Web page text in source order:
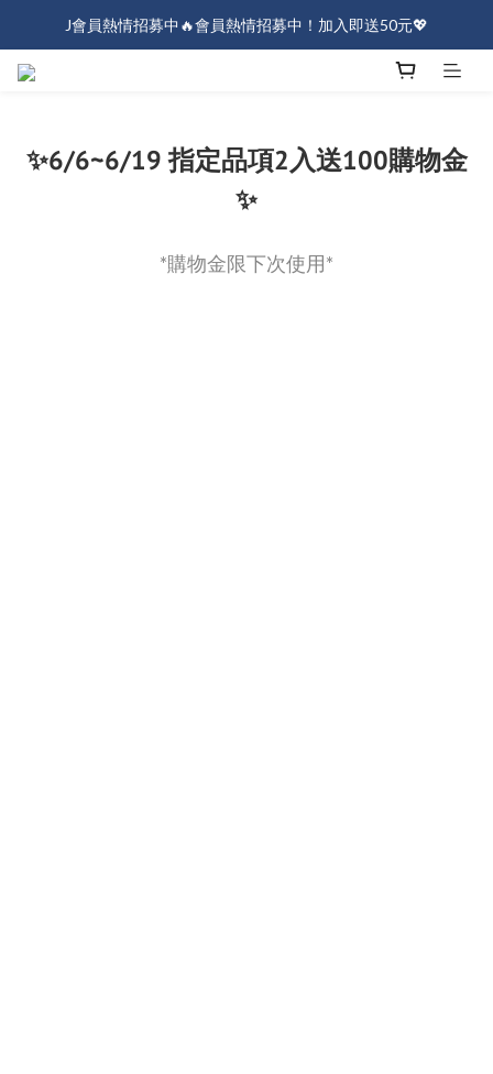
J會員熱情招募中🔥會員熱情招募中！加入即送50元💖
J會員熱情招募中🔥會員熱情招募中！加入即送50元💖
✨6/6~6/19 指定品項2入送100購物金
✨
*購物金限下次使用*